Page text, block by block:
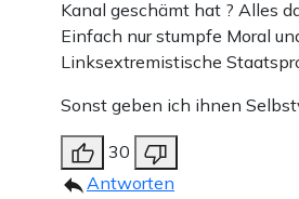
Kanal geschämt hat ? Alles
Einfach nur stumpfe Moral
Linksextremistische
Sonst geben ich ihnen
30
Antworten